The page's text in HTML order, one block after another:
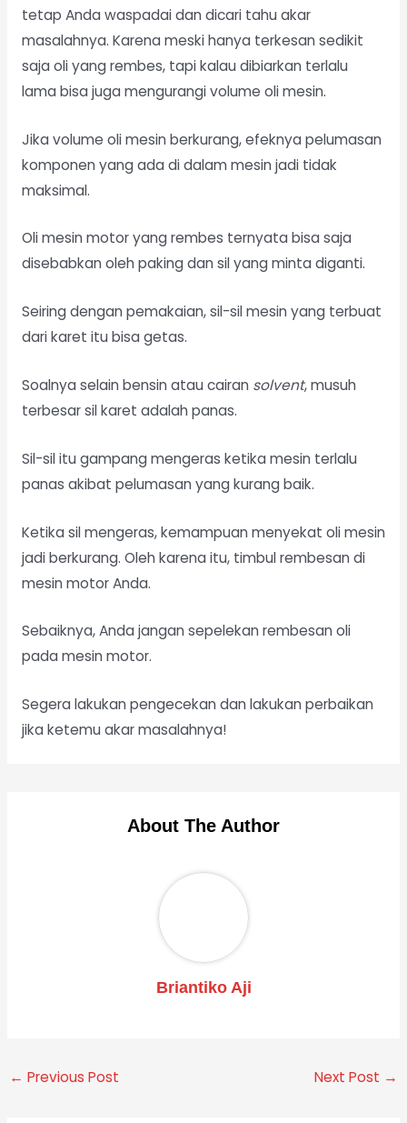
tetap Anda waspadai dan dicari tahu akar
masalahnya. Karena meski hanya terkesan sedikit
saja oli yang rembes, tapi kalau dibiarkan terlalu
lama bisa juga mengurangi volume oli mesin.
Jika volume oli mesin berkurang, efeknya pelumasan
komponen yang ada di dalam mesin jadi tidak
maksimal.
Oli mesin motor yang rembes ternyata bisa saja
disebabkan oleh paking dan sil yang minta diganti.
Seiring dengan pemakaian, sil-sil mesin yang terbuat
dari karet itu bisa getas.
Soalnya selain bensin atau cairan solvent, musuh
terbesar sil karet adalah panas.
Sil-sil itu gampang mengeras ketika mesin terlalu
panas akibat pelumasan yang kurang baik.
Ketika sil mengeras, kemampuan menyekat oli mesin
jadi berkurang. Oleh karena itu, timbul rembesan di
mesin motor Anda.
Sebaiknya, Anda jangan sepelekan rembesan oli
pada mesin motor.
Segera lakukan pengecekan dan lakukan perbaikan
jika ketemu akar masalahnya!
About The Author
Briantiko Aji
← Previous Post Next Post →